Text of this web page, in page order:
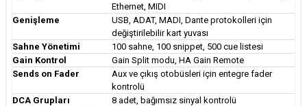
Ethernet, MIDI
Genişleme
USB, ADAT, MADI, Dante protokolleri için
değiştirilebilir kart yuvası
Sahne Yönetimi
100 sahne, 100 snippet, 500 cue listesi
Gain Kontrol
Gain Split modu, HA Gain Remote
Sends on Fader
Aux ve çıkış otobüsleri için entegre fader
kontrolü
DCA Grupları
8 adet, bağımsız sinyal kontrolü